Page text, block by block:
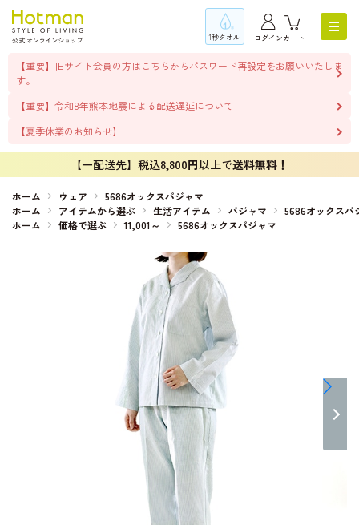
1秒タオル ログインカート
【重要】旧サイト会員の方はこちらからパスワード再設定をお願いいたしま
す。
【重要】令和8年熊本地震による配送遅延について
【夏季休業のお知らせ】
【一配送先】税込8,800円以上で送料無料！
ホーム ウェア
5686オックスパジャマ
ホーム
アイテムから選ぶ 生活アイテム パジャマ
5686オックスパ
ホーム
価格で選ぶ 11,001～ 5686オックスパジャマ